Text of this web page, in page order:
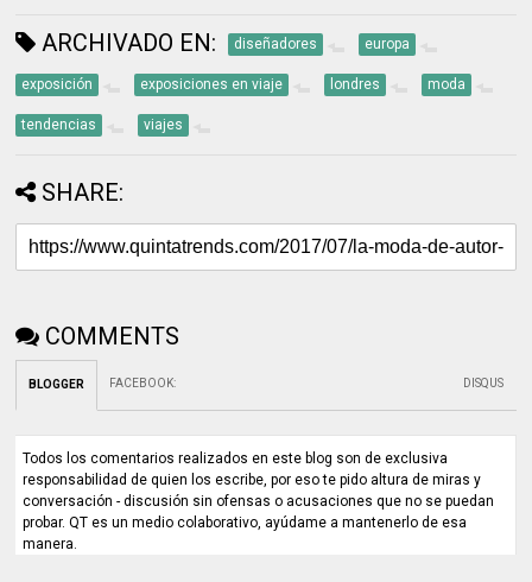
ARCHIVADO EN: diseñadores europa
exposición exposiciones en viaje londres moda
tendencias viajes
SHARE:
COMMENTS
BLOGGER FACEBOOK: DISQUS
Todos los comentarios realizados en este blog son de exclusiva
responsabilidad de quien los escribe, por eso te pido altura de miras y
conversación - discusión sin ofensas o acusaciones que no se puedan
probar. QT es un medio colaborativo, ayúdame a mantenerlo de esa
manera.